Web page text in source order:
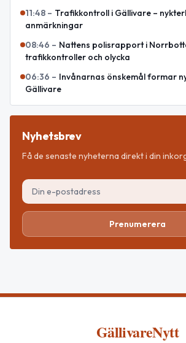
11:48 – Trafikkontroll i Gällivare –
anmärkningar
08:46 – Nattens polisrapport i
trafikkontroller och olycka
06:36 – Invånarnas önskemål formar
Gällivare
Nyhetsbrev
Få de senaste nyheterna direkt i din
Prenumerera
GällivareNytt